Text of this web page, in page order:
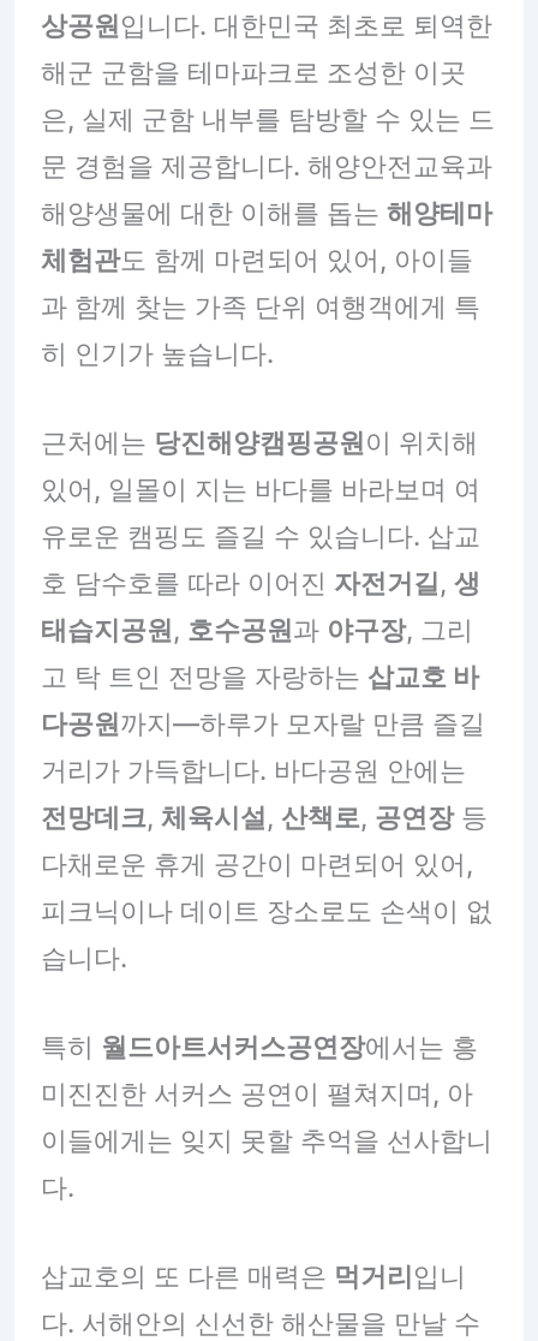
상공원입니다. 대한민국 최초로 퇴역한
해군 군함을 테마파크로 조성한 이곳
은, 실제 군함 내부를 탐방할 수 있는 드
문 경험을 제공합니다. 해양안전교육과
해양생물에 대한 이해를 돕는 해양테마
체험관도 함께 마련되어 있어, 아이들
과 함께 찾는 가족 단위 여행객에게 특
히 인기가 높습니다.
근처에는 당진해양캠핑공원이 위치해
있어, 일몰이 지는 바다를 바라보며 여
유로운 캠핑도 즐길 수 있습니다. 삽교
호 담수호를 따라 이어진 자전거길, 생
태습지공원, 호수공원과 야구장, 그리
고 탁 트인 전망을 자랑하는 삽교호 바
다공원까지—하루가 모자랄 만큼 즐길
거리가 가득합니다. 바다공원 안에는
전망데크, 체육시설, 산책로, 공연장등
다채로운 휴게 공간이 마련되어 있어,
피크닉이나 데이트 장소로도 손색이 없
습니다.
특히 월드아트서커스공연장에서는 흥
미진진한 서커스 공연이 펼쳐지며, 아
이들에게는 잊지 못할 추억을 선사합니
다.
삽교호의 또 다른 매력은 먹거리 입니
다. 서해안의 신선한 해산물을 만날 수